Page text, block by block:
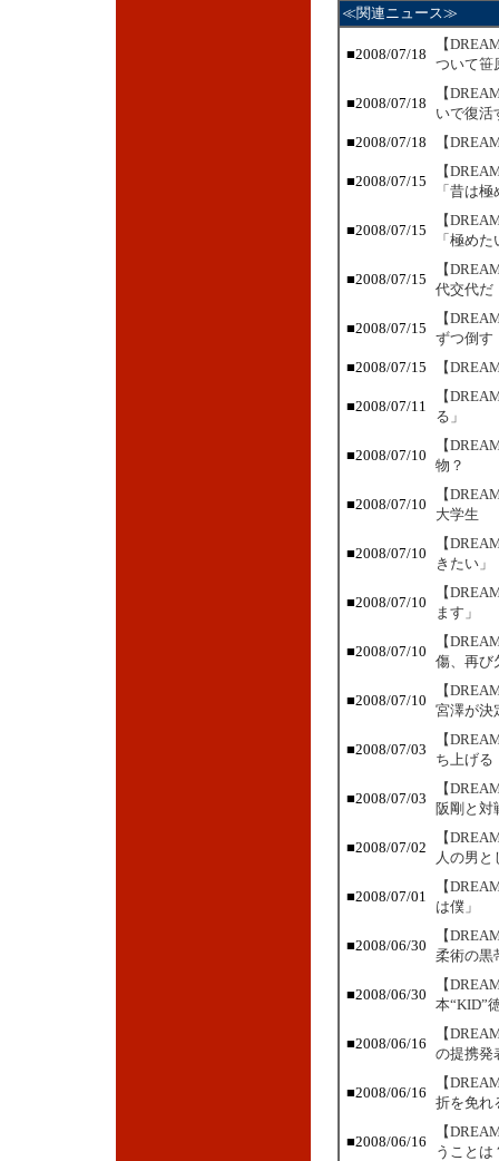
≪関連ニュース≫
■2008/07/18
【
ついて笹
■2008/07/18
【
いで復活
■2008/07/18
【
■2008/07/15
【
「昔は
■2008/07/15
【
「極めた
■2008/07/15
【
代交代だ
■2008/07/15
【
ずつ倒す
■2008/07/15
【
■2008/07/11
【
る」
■2008/07/10
【
物？
■2008/07/10
【
大学生
■2008/07/10
【
きたい」
■2008/07/10
【
ます」
■2008/07/10
【
傷、再
■2008/07/10
【
宮澤が決
■2008/07/03
【
ち上げる
■2008/07/03
【
阪剛と対
■2008/07/02
【
人の男と
■2008/07/01
【
は僕」
■2008/06/30
【
柔術の黒
■2008/06/30
【
本“KID”
■2008/06/16
【
の提携発
■2008/06/16
【
折を免れ
■2008/06/16
【
うことは